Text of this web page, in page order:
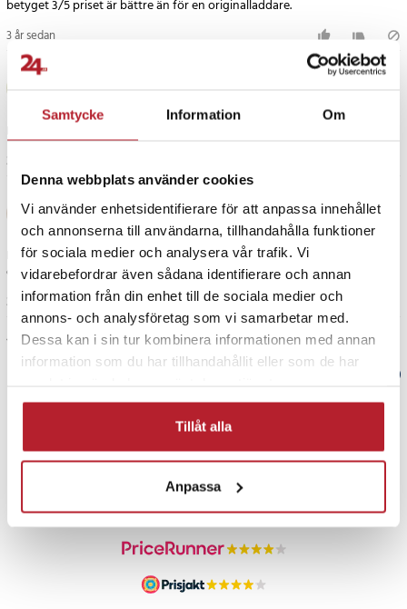
Samtycke Information Om
Denna webbplats använder cookies
Vi använder enhetsidentifierare för att anpassa innehållet
och annonserna till användarna, tillhandahålla funktioner
för sociala medier och analysera vår trafik. Vi
vidarebefordrar även sådana identifierare och annan
information från din enhet till de sociala medier och
annons- och analysföretag som vi samarbetar med.
Dessa kan i sin tur kombinera informationen med annan
information som du har tillhandahållit eller som de har
Tillåt alla
Anpassa
3 år sedan
3 år sedan
HS Hans S
Laddaren fungerar bra, men det är ingen snabbladdning, så ladda bara
ofta så är det väldigt värt priset.
3 år sedan
Visa fler recensioner
PRISGARANTI
UTFÖRSÄLJNING